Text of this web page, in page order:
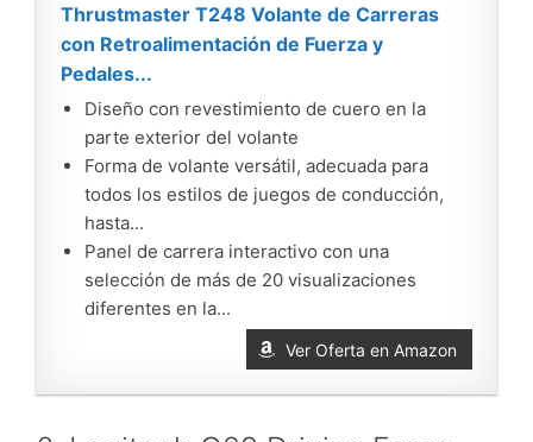
Thrustmaster T248 Volante de Carreras
con Retroalimentación de Fuerza y
Pedales...
Diseño con revestimiento de cuero en la
parte exterior del volante
Forma de volante versátil, adecuada para
todos los estilos de juegos de conducción,
hasta...
Panel de carrera interactivo con una
selección de más de 20 visualizaciones
diferentes en la...
Ver Oferta en Amazon